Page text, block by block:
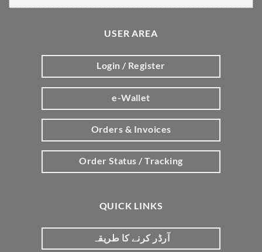
USER AREA
Login / Register
e-Wallet
Orders & Invoices
Order Status / Tracking
QUICK LINKS
آرڈر کرنے کا طریقہ